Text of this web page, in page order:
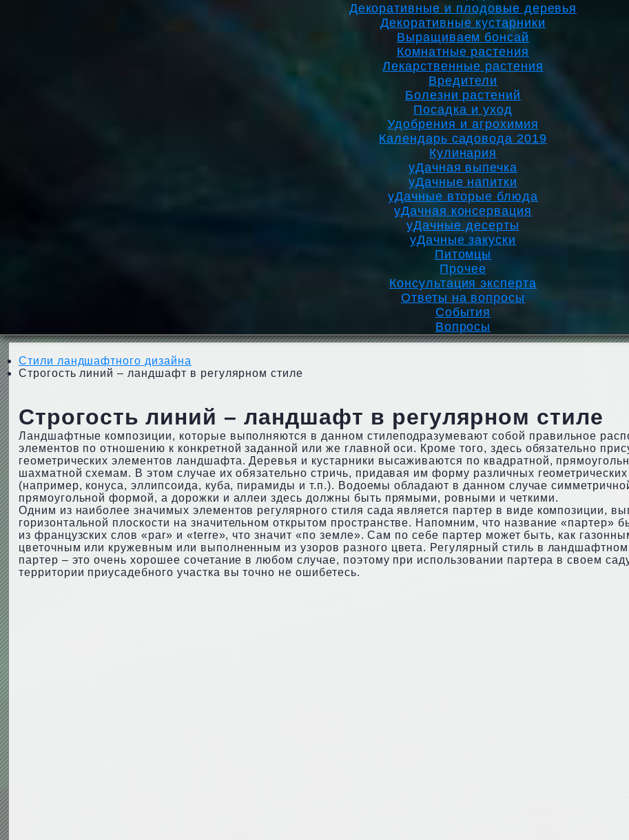
Декоративные и плодовые деревья
Декоративные кустарники
Выращиваем бонсай
Комнатные растения
Лекарственные растения
Вредители
Болезни растений
Посадка и уход
Удобрения и агрохимия
Календарь садовода 2019
Кулинария
уДачная выпечка
уДачные напитки
уДачные вторые блюда
уДачная консервация
уДачные десерты
уДачные закуски
Питомцы
Прочее
Консультация эксперта
Ответы на вопросы
События
Вопросы
Стили ландшафтного дизайна
Строгость линий – ландшафт в регулярном стиле
Строгость линий – ландшафт в регулярном стиле
Ландшафтные композиции, которые выполняются в данном стилеподразумевают собой правильное
элементов по отношению к конкретной заданной или же главной оси. Кроме того, здесь обязательно
геометрических элементов ландшафта. Деревья и кустарники высаживаются по квадратной,
шахматной схемам. В этом случае их обязательно стричь, придавая им форму различных
(например, конуса, эллипсоида, куба, пирамиды и т.п.). Водоемы обладают в данном случае
прямоугольной формой, а дорожки и аллеи здесь должны быть прямыми, ровными и четкими.
Одним из наиболее значимых элементов регулярного стиля сада является партер в виде композиции,
горизонтальной плоскости на значительном открытом пространстве. Напомним, что название «партер»
из французских слов «par» и «terre», что значит «по земле». Сам по себе партер может быть, как
цветочным или кружевным или выполненным из узоров разного цвета. Регулярный стиль в
партер – это очень хорошее сочетание в любом случае, поэтому при использовании партера в своем
территории приусадебного участка вы точно не ошибетесь.